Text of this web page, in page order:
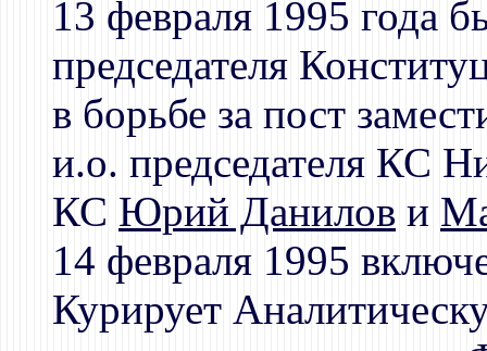
13 февраля 1995 года
председателя
в борьбе за пост
и.о. председателя КС
КС Юрий Данилов и
14 февраля 1995
Курирует